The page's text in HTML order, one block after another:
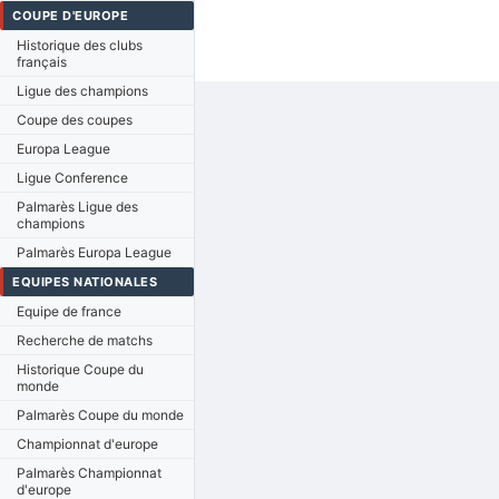
COUPE D'EUROPE
Historique des clubs
français
Ligue des champions
Coupe des coupes
Europa League
Ligue Conference
Palmarès Ligue des
champions
Palmarès Europa League
EQUIPES NATIONALES
Equipe de france
Recherche de matchs
Historique Coupe du
monde
Palmarès Coupe du monde
Championnat d'europe
Palmarès Championnat
d'europe